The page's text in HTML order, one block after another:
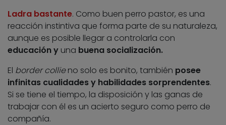
Ladra bastante. Como buen perro pastor, es una
reacción instintiva que forma parte de su naturaleza,
aunque es posible llegar a controlarla con
educación y una buena socialización.
El border collieno solo es bonito, también posee
infinitas cualidades y habilidades sorprendentes.
Si se tiene el tiempo, la disposición y las ganas de
trabajar con él es un acierto seguro como perro de
compañía.